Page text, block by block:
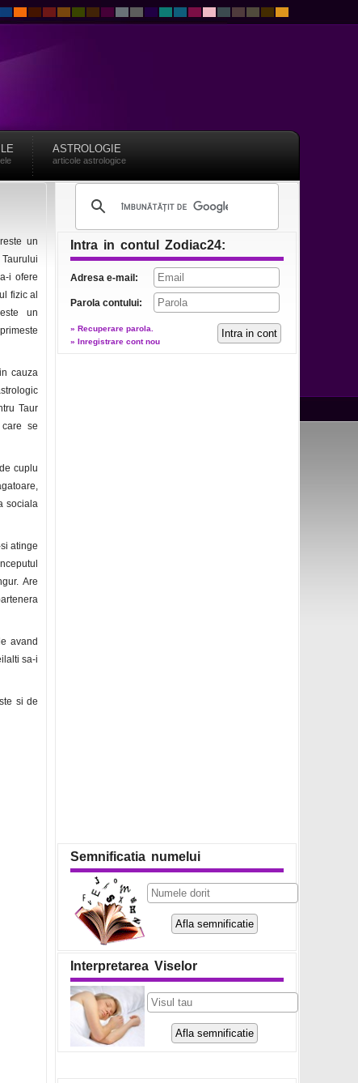
ASTROLOGIE
articole astrologice
un
i ofere
fizic al
un
cauza
Taur
se
cuplu
sociala
atinge
Are
avand
sa-i
si de
Intra in contul Zodiac24:
Adresa e-mail:
Parola contului:
» Recuperare parola.
» Inregistrare cont nou
Semnificatia numelui
Interpretarea Viselor